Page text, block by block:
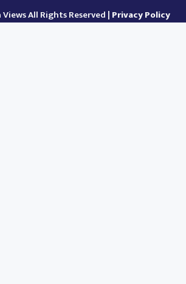
All Rights Reserved | Privacy Policy